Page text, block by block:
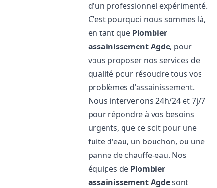
d'un professionnel expérimenté.
C'est pourquoi nous sommes là,
en tant que Plombier
assainissementAgde, pour
vous proposer nos services de
qualité pour résoudre tous vos
problèmes d'assainissement.
Nous intervenons 24h/24 et 7j/7
pour répondre à vos besoins
urgents, que ce soit pour une
fuite d'eau, un bouchon, ou une
panne de chauffe-eau. Nos
équipes de Plombier
assainissementAgdesont